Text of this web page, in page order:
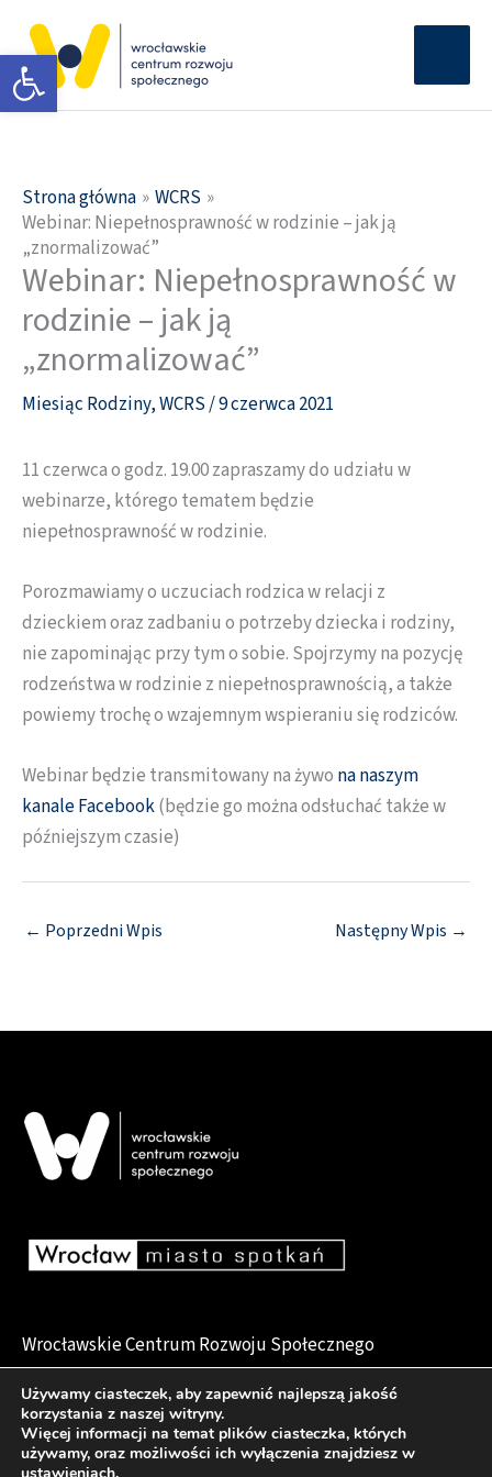
Otwórz pasek narzędzi
treści
Strona główna
WCRS
Webinar: Niepełnosprawność w rodzinie – jak ją
„znormalizować”
Webinar: Niepełnosprawność w
rodzinie – jak ją
„znormalizować”
Miesiąc Rodziny,WCRS/9 czerwca 2021
11 czerwca o godz. 19.00 zapraszamy do udziału w
webinarze, którego tematem będzie
niepełnosprawność w rodzinie.
Porozmawiamy o uczuciach rodzica w relacji z
dzieckiem oraz zadbaniu o potrzeby dziecka i rodziny,
nie zapominając przy tym o sobie. Spojrzymy na pozycję
rodzeństwa w rodzinie z niepełnosprawnością, a także
powiemy trochę o wzajemnym wspieraniu się rodziców.
Webinar będzie transmitowany na żywo na naszym
kanale Facebook(będzie go można odsłuchać także w
późniejszym czasie)
← Poprzedni Wpis Następny Wpis →
Wrocławskie Centrum Rozwoju Społecznego
pl. Dominikański 6, 50-159 Wrocław
Deklaracja dostępności
Używamy ciasteczek, aby zapewnić najlepszą jakość
korzystania z naszej witryny.
Więcej informacji na temat plików ciasteczka, których
używamy, oraz możliwości ich wyłączenia znajdziesz w